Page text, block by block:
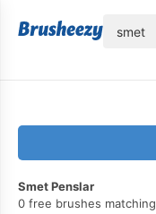
Smet Penslar
0 free brushes matching